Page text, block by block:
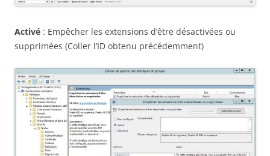
Activé : Empêcher les extensions d’être désactivées ou
supprimées (Coller l’ID obtenu précédemment)